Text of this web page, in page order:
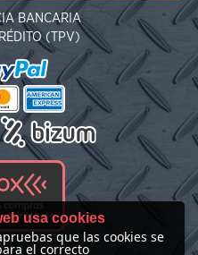
BANCARIA
(TPV)
usa cookies
que las cookies se
el correcto